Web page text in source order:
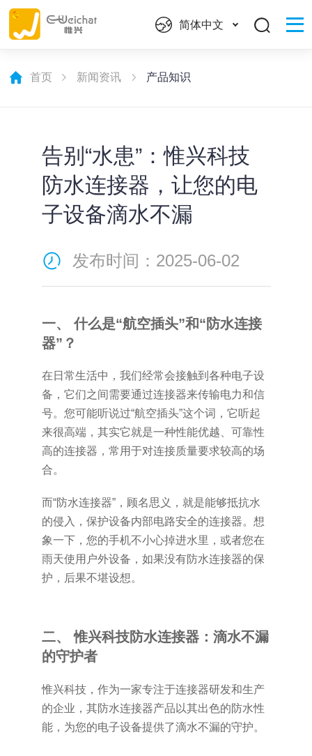
简体中文
首页 新闻资讯 产品知识
​告别“水患”：惟兴科技
防水连接器，让您的电
子设备滴水不漏
发布时间：2025-06-02
一、 什么是“航空插头”和“防水连接
器”？
在日常生活中，我们经常会接触到各种电子设
备，它们之间需要通过连接器来传输电力和信
号。您可能听说过“航空插头”这个词，它听起
来很高端，其实它就是一种性能优越、可靠性
高的连接器，常用于对连接质量要求较高的场
合。
而“防水连接器”，顾名思义，就是能够抵抗水
的侵入，保护设备内部电路安全的连接器。想
象一下，您的手机不小心掉进水里，或者您在
雨天使用户外设备，如果没有防水连接器的保
护，后果不堪设想。
二、 惟兴科技防水连接器：滴水不漏
的守护者
惟兴科技，作为一家专注于连接器研发和生产
的企业，其防水连接器产品以其出色的防水性
能，为您的电子设备提供了滴水不漏的守护。